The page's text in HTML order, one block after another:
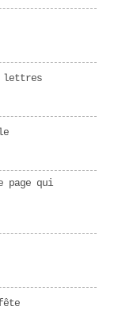
lettres
page qui